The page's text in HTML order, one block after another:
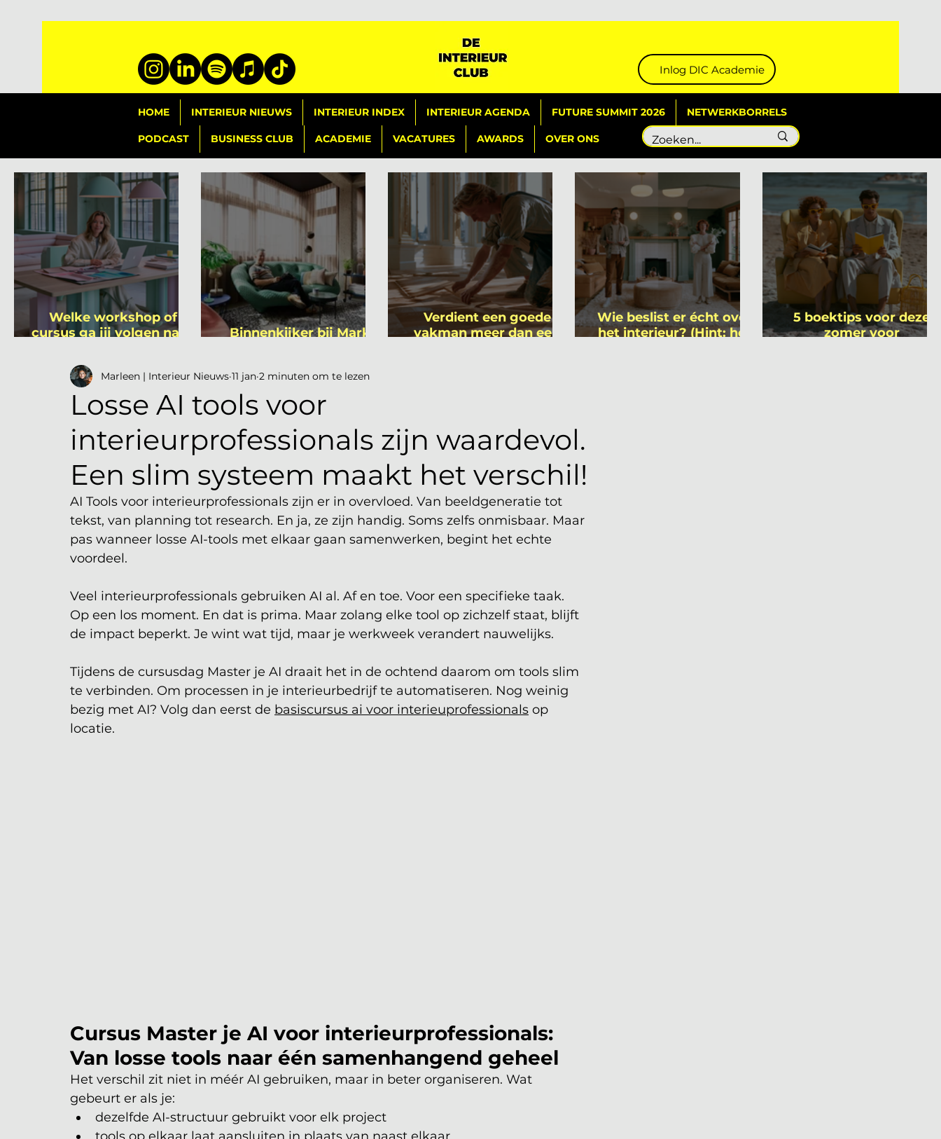
Inlog DIC Academie
HOME INTERIEUR NIEUWS INTERIEUR INDEX INTERIEUR AGENDA FUTURE SUMMIT 2026 NETWERKBORRELS
PODCAST BUSINESS CLUB ACADEMIE VACATURES AWARDS OVER ONS
Welke workshop of
cursus ga jij volgen na je
Binnenkijker bij Mark
Verdient een goede
vakman meer dan een
Wie beslist er écht over
het interieur? (Hint: het
5 boektips voor deze
zomer voor
Losse AI tools voor
interieurprofessionals zijn waardevol.
Een slim systeem maakt het verschil!
Marleen | Interieur Nieuws 11 jan 2 minuten om te lezen
AI Tools voor interieurprofessionals zijn er in overvloed. Van beeldgeneratie tot
tekst, van planning tot research. En ja, ze zijn handig. Soms zelfs onmisbaar. Maar
pas wanneer losse AI-tools met elkaar gaan samenwerken, begint het echte
voordeel.
Veel interieurprofessionals gebruiken AI al. Af en toe. Voor een specifieke taak.
Op een los moment. En dat is prima. Maar zolang elke tool op zichzelf staat, blijft
de impact beperkt. Je wint wat tijd, maar je werkweek verandert nauwelijks.
Tijdens de cursusdag Master je AI draait het in de ochtend daarom om tools slim
te verbinden. Om processen in je interieurbedrijf te automatiseren. Nog weinig
bezig met AI? Volg dan eerst de basiscursus ai voor interieuprofessionals op
locatie.
Cursus Master je AI voor interieurprofessionals:
Van losse tools naar één samenhangend geheel
Het verschil zit niet in méér AI gebruiken, maar in beter organiseren. Wat
gebeurt er als je:
dezelfde AI-structuur gebruikt voor elk project